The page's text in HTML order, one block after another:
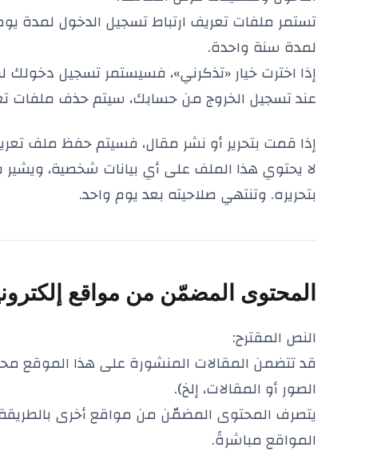
تستمر ملفات تعريف ارتباط تسجيل الدخول لمدة
لمدة سنة واحدة.
إذا اخترت خيار «تذكرني»، فسيستمر تسجيل دخولك
عند تسجيل الخروج من حسابك، سيتم حذف ملفات
إذا قمت بتحرير أو نشر مقال، فسيتم حفظ ملف
لا يحتوي هذا الملف على أي بيانات شخصية،
بتحريره. وتنتهي صلاحيته بعد يوم واحد.
المحتوى المضمّن من مواقع
النص المقترح:
قد تتضمن المقالات المنشورة على هذا الموقع
الصور أو المقالات، إلخ).
يتصرف المحتوى المضمّن من مواقع أخرى بالطريقة
المواقع مباشرةً.